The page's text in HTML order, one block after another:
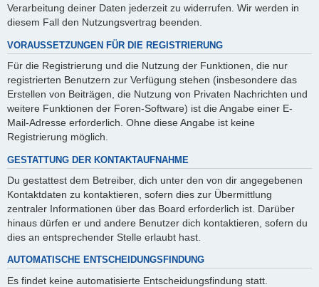
Verarbeitung deiner Daten jederzeit zu widerrufen. Wir werden in
diesem Fall den Nutzungsvertrag beenden.
VORAUSSETZUNGEN FÜR DIE REGISTRIERUNG
Für die Registrierung und die Nutzung der Funktionen, die nur
registrierten Benutzern zur Verfügung stehen (insbesondere das
Erstellen von Beiträgen, die Nutzung von Privaten Nachrichten und
weitere Funktionen der Foren-Software) ist die Angabe einer E-
Mail-Adresse erforderlich. Ohne diese Angabe ist keine
Registrierung möglich.
GESTATTUNG DER KONTAKTAUFNAHME
Du gestattest dem Betreiber, dich unter den von dir angegebenen
Kontaktdaten zu kontaktieren, sofern dies zur Übermittlung
zentraler Informationen über das Board erforderlich ist. Darüber
hinaus dürfen er und andere Benutzer dich kontaktieren, sofern du
dies an entsprechender Stelle erlaubt hast.
AUTOMATISCHE ENTSCHEIDUNGSFINDUNG
Es findet keine automatisierte Entscheidungsfindung statt.